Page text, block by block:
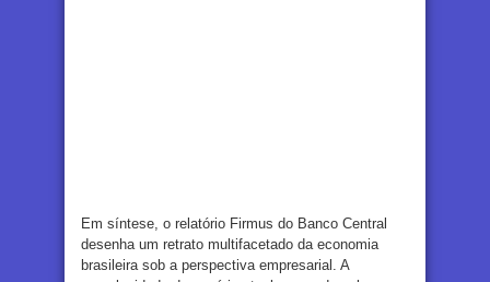
Em síntese, o relatório Firmus do Banco Central
desenha um retrato multifacetado da economia
brasileira sob a perspectiva empresarial. A